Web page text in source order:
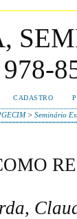
CADASTRO
> Seminário